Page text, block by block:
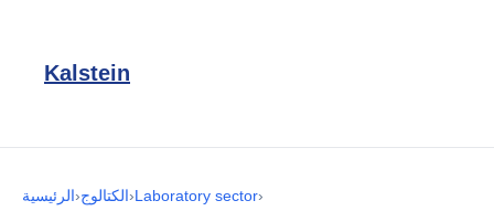
Kalstein
الرئيسية›الكتالوج›Laboratory sector›